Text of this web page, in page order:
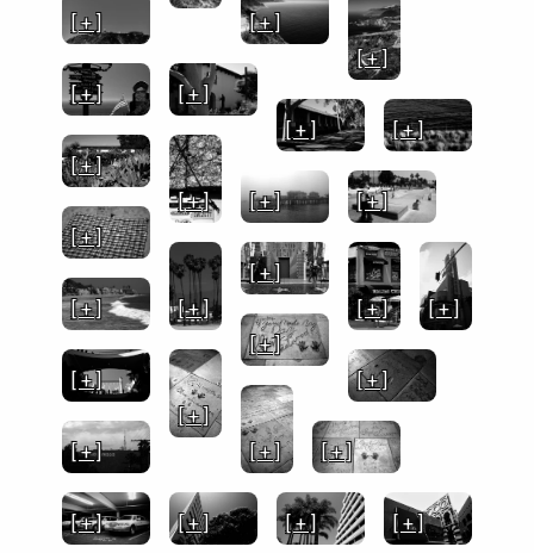
[ + ]
[ + ]
[ + ]
[ + ]
[ + ]
[ + ]
[ + ]
[ + ]
[ + ]
[ + ]
[ + ]
[ + ]
[ + ]
[ + ]
[ + ]
[ + ]
[ + ]
[ + ]
[ + ]
[ + ]
[ + ]
[ + ]
[ + ] [ + ]
[ + ] [ + ] [ + ] [ + ]